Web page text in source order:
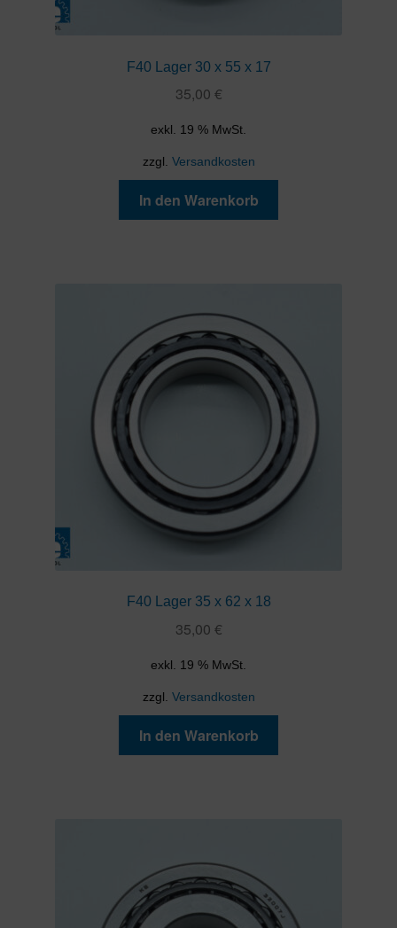
F40 Lager 30 x 55 x 17
35,00 €
exkl. 19 % MwSt.
zzgl. Versandkosten
In den Warenkorb
F40 Lager 35 x 62 x 18
35,00 €
exkl. 19 % MwSt.
zzgl. Versandkosten
In den Warenkorb